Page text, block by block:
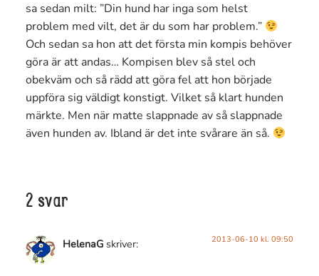
sa sedan milt: ”Din hund har inga som helst
problem med vilt, det är du som har problem.”
Och sedan sa hon att det första min kompis behöver
göra är att andas… Kompisen blev så stel och
obekväm och så rädd att göra fel att hon började
uppföra sig väldigt konstigt. Vilket så klart hunden
märkte. Men när matte slappnade av så slappnade
även hunden av. Ibland är det inte svårare än så.
2 svar
HelenaG skriver: 2013-06-10 kl. 09:50